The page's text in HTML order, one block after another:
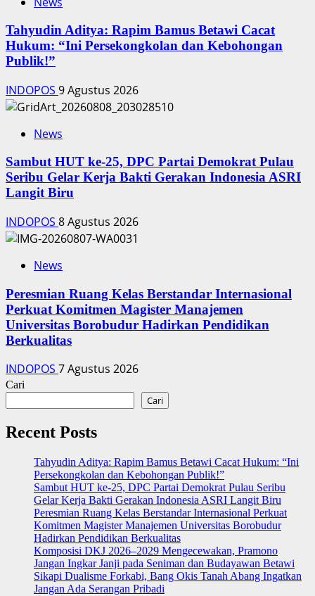
‎Tahyudin Aditya: Rapim Bamus Betawi Cacat
Hukum: “Ini Persekongkolan dan Kebohongan
Publik!”
INDOPOS 9 Agustus 2026
News
‎Sambut HUT ke-25, DPC Partai Demokrat Pulau
Seribu Gelar Kerja Bakti Gerakan Indonesia ASRI
Langit Biru
INDOPOS 8 Agustus 2026
News
Peresmian Ruang Kelas Berstandar Internasional
Perkuat Komitmen Magister Manajemen
Universitas Borobudur Hadirkan Pendidikan
Berkualitas
INDOPOS 7 Agustus 2026
Cari
Cari
Recent Posts
‎Tahyudin Aditya: Rapim Bamus Betawi Cacat Hukum: “Ini
Persekongkolan dan Kebohongan Publik!”
‎Sambut HUT ke-25, DPC Partai Demokrat Pulau Seribu
Gelar Kerja Bakti Gerakan Indonesia ASRI Langit Biru
Peresmian Ruang Kelas Berstandar Internasional Perkuat
Komitmen Magister Manajemen Universitas Borobudur
Hadirkan Pendidikan Berkualitas
Komposisi DKJ 2026–2029 Mengecewakan, Pramono
Jangan Ingkar Janji pada Seniman dan Budayawan Betawi
Sikapi Dualisme Forkabi, Bang Okis Tanah Abang Ingatkan
Jangan Ada Serangan Pribadi